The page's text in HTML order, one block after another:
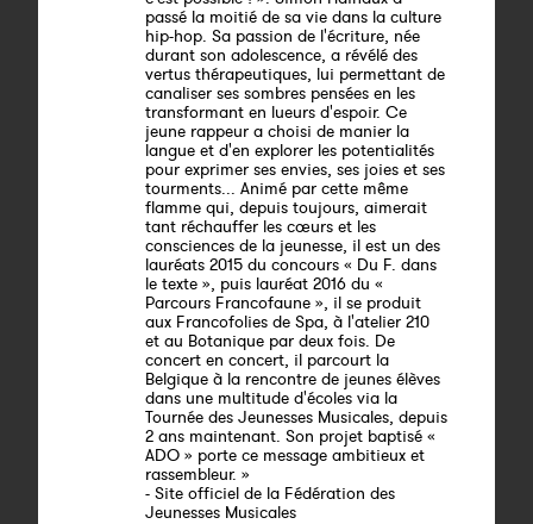
passé la moitié de sa vie dans la culture
hip-hop. Sa passion de l'écriture, née
durant son adolescence, a révélé des
vertus thérapeutiques, lui permettant de
canaliser ses sombres pensées en les
transformant en lueurs d'espoir. Ce
jeune rappeur a choisi de manier la
langue et d'en explorer les potentialités
pour exprimer ses envies, ses joies et ses
tourments... Animé par cette même
flamme qui, depuis toujours, aimerait
tant réchauffer les cœurs et les
consciences de la jeunesse, il est un des
lauréats 2015 du concours « Du F. dans
le texte », puis lauréat 2016 du «
Parcours Francofaune », il se produit
aux Francofolies de Spa, à l'atelier 210
et au Botanique par deux fois. De
concert en concert, il parcourt la
Belgique à la rencontre de jeunes élèves
dans une multitude d'écoles via la
Tournée des Jeunesses Musicales, depuis
2 ans maintenant. Son projet baptisé «
ADO » porte ce message ambitieux et
rassembleur. »
- Site officiel de la Fédération des
Jeunesses Musicales